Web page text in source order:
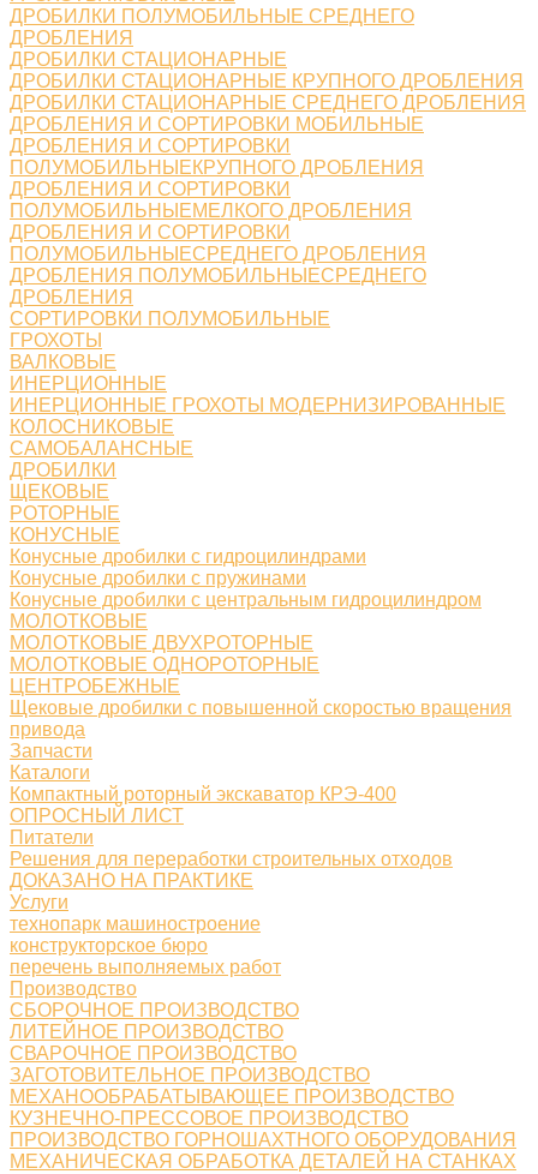
ДРОБИЛКИ ПОЛУМОБИЛЬНЫЕ СРЕДНЕГО
ДРОБЛЕНИЯ
ДРОБИЛКИ СТАЦИОНАРНЫЕ
ДРОБИЛКИ СТАЦИОНАРНЫЕ КРУПНОГО ДРОБЛЕНИЯ
ДРОБИЛКИ СТАЦИОНАРНЫЕ СРЕДНЕГО ДРОБЛЕНИЯ
ДРОБЛЕНИЯ И СОРТИРОВКИ МОБИЛЬНЫЕ
ДРОБЛЕНИЯ И СОРТИРОВКИ
ПОЛУМОБИЛЬНЫЕКРУПНОГО ДРОБЛЕНИЯ
ДРОБЛЕНИЯ И СОРТИРОВКИ
ПОЛУМОБИЛЬНЫЕМЕЛКОГО ДРОБЛЕНИЯ
ДРОБЛЕНИЯ И СОРТИРОВКИ
ПОЛУМОБИЛЬНЫЕСРЕДНЕГО ДРОБЛЕНИЯ
ДРОБЛЕНИЯ ПОЛУМОБИЛЬНЫЕСРЕДНЕГО
ДРОБЛЕНИЯ
СОРТИРОВКИ ПОЛУМОБИЛЬНЫЕ
ГРОХОТЫ
ВАЛКОВЫЕ
ИНЕРЦИОННЫЕ
ИНЕРЦИОННЫЕ ГРОХОТЫ МОДЕРНИЗИРОВАННЫЕ
КОЛОСНИКОВЫЕ
САМОБАЛАНСНЫЕ
ДРОБИЛКИ
ЩЕКОВЫЕ
РОТОРНЫЕ
КОНУСНЫЕ
Конусные дробилки с гидроцилиндрами
Конусные дробилки с пружинами
Конусные дробилки с центральным гидроцилиндром
МОЛОТКОВЫЕ
МОЛОТКОВЫЕ ДВУХРОТОРНЫЕ
МОЛОТКОВЫЕ ОДНОРОТОРНЫЕ
ЦЕНТРОБЕЖНЫЕ
Щековые дробилки с повышенной скоростью вращения
привода
Запчасти
Каталоги
Компактный роторный экскаватор КРЭ-400
ОПРОСНЫЙ ЛИСТ
Питатели
Решения для переработки строительных отходов
ДОКАЗАНО НА ПРАКТИКЕ
Услуги
технопарк машиностроение
конструкторское бюро
перечень выполняемых работ
Производство
СБОРОЧНОЕ ПРОИЗВОДСТВО
ЛИТЕЙНОЕ ПРОИЗВОДСТВО
СВАРОЧНОЕ ПРОИЗВОДСТВО
ЗАГОТОВИТЕЛЬНОЕ ПРОИЗВОДСТВО
МЕХАНООБРАБАТЫВАЮЩЕЕ ПРОИЗВОДСТВО
КУЗНЕЧНО-ПРЕССОВОЕ ПРОИЗВОДСТВО
ПРОИЗВОДСТВО ГОРНОШАХТНОГО ОБОРУДОВАНИЯ
МЕХАНИЧЕСКАЯ ОБРАБОТКА ДЕТАЛЕЙ НА СТАНКАХ